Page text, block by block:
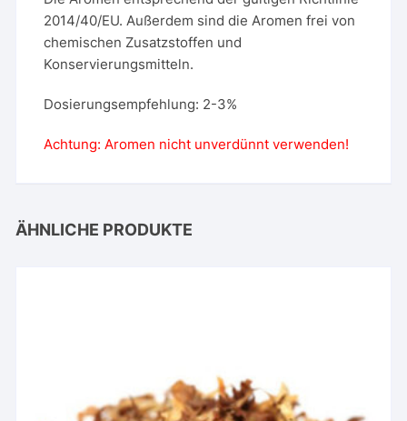
2014/40/EU. Außerdem sind die Aromen frei von
chemischen Zusatzstoffen und
Konservierungsmitteln.
Dosierungsempfehlung: 2-3%
Achtung: Aromen nicht unverdünnt verwenden!
ÄHNLICHE PRODUKTE